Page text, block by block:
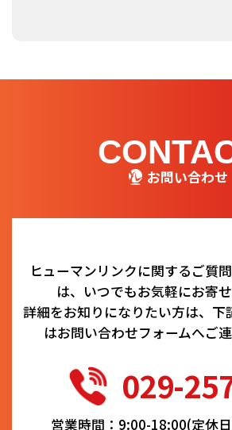
お問い合わせ
ヒューマンリンクに関するご質
は、いつでもお気軽にお寄せ
詳細をお知りになりたい方は、下
はお問い合わせフォームへご連
029-
営業時間：9:00-18:00(定休